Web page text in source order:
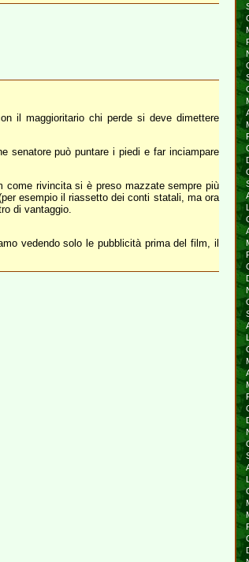
il maggioritario chi perde si deve dimettere
senatore può puntare i piedi e far inciampare
come rivincita si è preso mazzate sempre più
esempio il riassetto dei conti statali, ma ora
di vantaggio.
vedendo solo le pubblicità prima del film, il